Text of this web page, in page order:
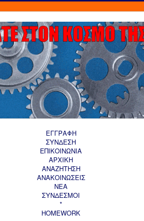
ΕΓΓΡΑΦΗ
ΣΥΝΔΕΣΗ
ΕΠΙΚΟΙΝΩΝΙΑ
ΑΡΧΙΚΗ
AΝΑΖΗΤΗΣΗ
ΑΝΑΚΟΙΝΩΣΕΙΣ
ΝΕΑ
ΣΥΝΔΕΣΜΟΙ
*
HOMEWORK